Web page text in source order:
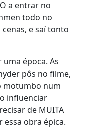
a entrar no
todo no
e saí tonto
época. As
pôs no filme,
motumbo num
influenciar
de MUITA
essa obra épica.